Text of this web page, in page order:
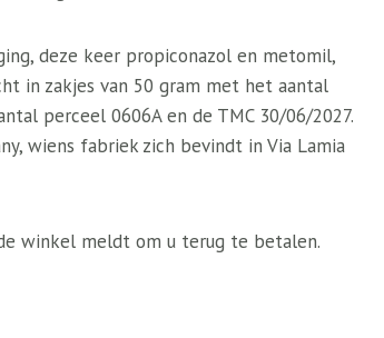
deze keer propiconazol en metomil,
in zakjes van 50 gram met het aantal
perceel 0606A en de TMC 30/06/2027.
wiens fabriek zich bevindt in Via Lamia
winkel meldt om u terug te betalen.